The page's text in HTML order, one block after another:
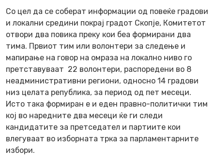
Со цел да се соберат информации од повеќе градови
и локални средини покрај градот Скопје, Комитетот
отвори два повика преку кои беа формирани два
тима. Првиот тим или волонтери за следење и
мапирање на говор на омраза на локално ниво го
претставуваат 22 волонтери, распоредени во 8
неадминистративни региони, односно 14 градови
низ целата република, за период од пет месеци.
Исто така формиран е и еден правно-политички тим
кој во наредните два месеци ќе ги следи
кандидатите за претседател и партиите кои
влегуваат во изборната трка за парламентарните
избори.